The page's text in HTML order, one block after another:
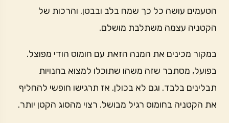
הטעמים עושה כל כך שמח בלב ובבטן. והרכות של
הקטניה עצמה משתלבת מושלם.
במקור מכינים את המנה הזאת עם חומוס הודי מפוצל.
בפועל, מסתבר שזה משהו שתוכלו למצוא בחנויות
תבלינים בלבד. וגם לא בכולן. אז תרגישו חופשי להחליף
את הקטניה בחומוס רגיל מבושל. רצוי מהסוג הקטן יותר.